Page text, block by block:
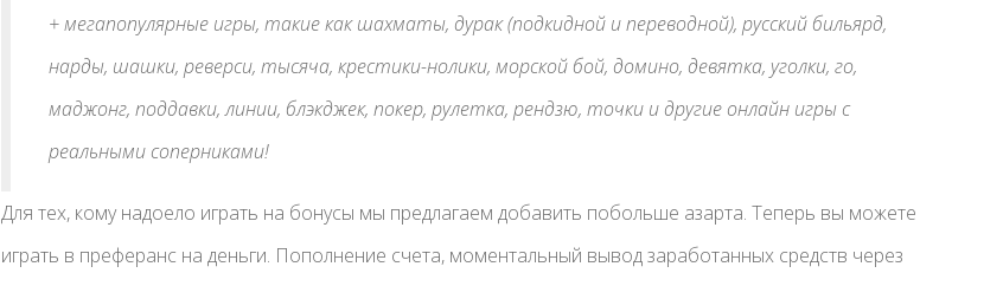
+ мегапопулярные игры, такие как шахматы, дурак (подкидной и переводной), русский бильярд,
нарды, шашки, реверси, тысяча, крестики-нолики, морской бой, домино, девятка, уголки, го,
маджонг, поддавки, линии, блэкджек, покер, рулетка, рендзю, точки и другие онлайн игры с
реальными соперниками!
Для тех, кому надоело играть на бонусы мы предлагаем добавить побольше азарта. Теперь вы можете
играть в преферанс на деньги. Пополнение счета, моментальный вывод заработанных средств через